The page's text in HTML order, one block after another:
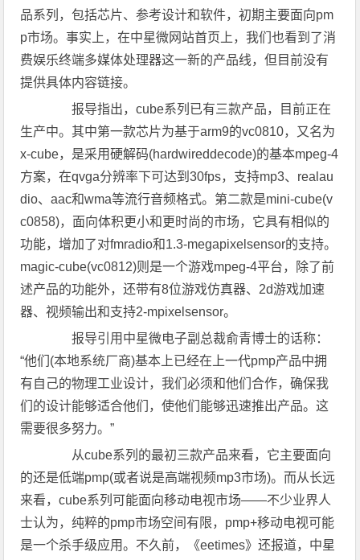
品系列，包括芯片、参考设计和软件，初期主要面向pm
p市场。事实上，在中星微网站首页上，我们也看到了消
费娱乐终端多媒体处理器这一新的产品线，但目前没有
提供具体内容链接。
报导指出，cube系列已有三款产品，目前正在
生产中。其中第一款芯片为基于arm9的vc0810，又名为
x-cube，是采用硬解码(hardwireddecode)的基本mpeg-4
方案，在qvga分辨率下可达到30fps，支持mp3、realau
dio、aac和wma等流行音频格式。第二款是mini-cube(v
c0858)，面向体积更小和更时尚的市场，它具有相似的
功能，增加了对fmradio和1.3-megapixelsensor的支持。
magic-cube(vc0812)则是一个游戏mpeg-4平台，除了前
述产品的功能外，还带有8位游戏仿真器、2d游戏加速
器、视频输出和支持2-mpixelsensor。
报导引用中星微电子副总裁俞青博士的话称：
“他们(本地系统厂商)基本上已经在上一代pmp产品中拥
有自己的物理工业设计，我们必须和他们合作，确保我
们的设计能够适合他们，使他们能够迅速推出产品。这
需要很多努力。”
从cube系列的最初三款产品来看，它主要面向
的还是低端pmp(或者说是高端视频mp3市场)。而从长远
来看，cube系列可能面向移动电视市场——不少业界人
士认为，纯粹的pmp市场空间有限，pmp+移动电视可能
是一个杀手级应用。不久前，《eetimes》还报道，中星